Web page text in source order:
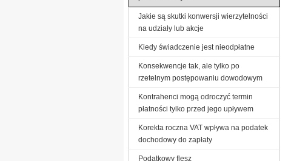
Jakie są skutki konwersji wierzytelności
na udziały lub akcje
Kiedy świadczenie jest nieodpłatne
Konsekwencje tak, ale tylko po
rzetelnym postępowaniu dowodowym
Kontrahenci mogą odroczyć termin
płatności tylko przed jego upływem
Korekta roczna VAT wpływa na podatek
dochodowy do zapłaty
Podatkowy flesz